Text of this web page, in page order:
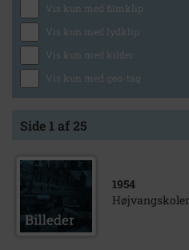
Vis kun med filmklip
Vis kun med lydklip
Vis kun med kilder
Vis kun med geo-tag
Side 1 af 25
1954